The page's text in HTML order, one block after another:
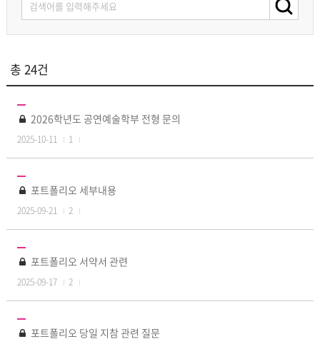
총 24건
2026학년도 공연예술학부 전형 문의
2025-10-11 1
포트폴리오 세부내용
2025-09-21 2
포트폴리오 서약서 관련
2025-09-17 2
포트폴리오 당일 지참 관련 질문